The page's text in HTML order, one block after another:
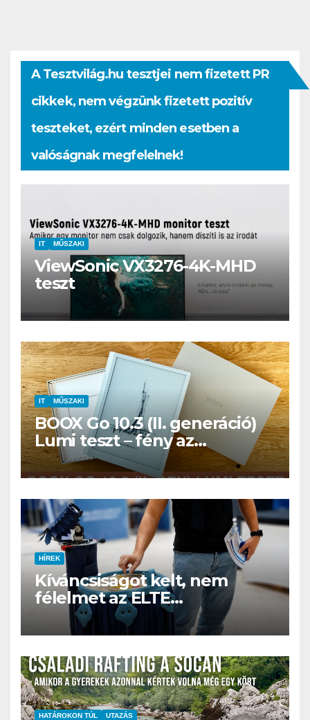
A Tesztvilág.hu tesztjei nem fizetett PR
cikkek, nem végzünk fizetett pozitív
teszteket, ezért minden esetben a
valóságnak megfelelnek!
IT MŰSZAKI
ViewSonic VX3276-4K-MHD
teszt
IT MŰSZAKI
BOOX Go 10.3 (II. generáció)
Lumi teszt – fény az
éjszakában, fél könyvtár a
családi csomagban
HÍREK
Kíváncsiságot kelt, nem
félelmet az ELTE
etológusainak felszolgáló
robotja
HATÁROKON TÚL UTAZÁS